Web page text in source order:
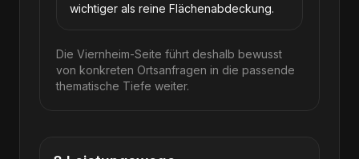
wichtiger als reine Flächenabdeckung.
Die Viernheim-Seite führt deshalb bewusst
von konkreten Ortsanfragen in die passende
thematische Tiefe weiter.